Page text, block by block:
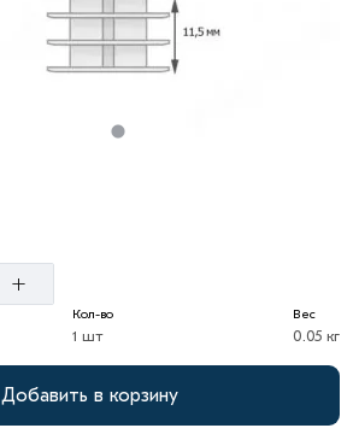
+
Кол-во
1 шт
Вес
0.05 кг
Добавить в корзину